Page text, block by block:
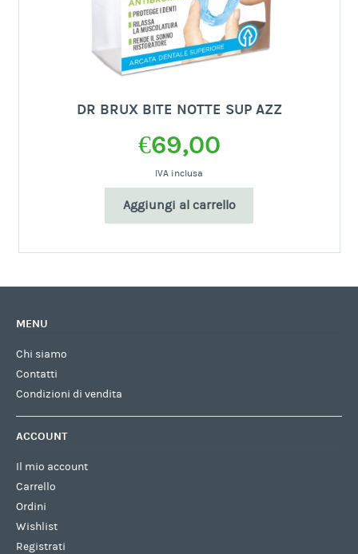
DR BRUX BITE NOTTE SUP AZZ
€69,00
IVA inclusa
Aggiungi al carrello
MENU
Chi siamo
Contatti
Condizioni di vendita
ACCOUNT
Il mio account
Carrello
Ordini
Wishlist
Registrati